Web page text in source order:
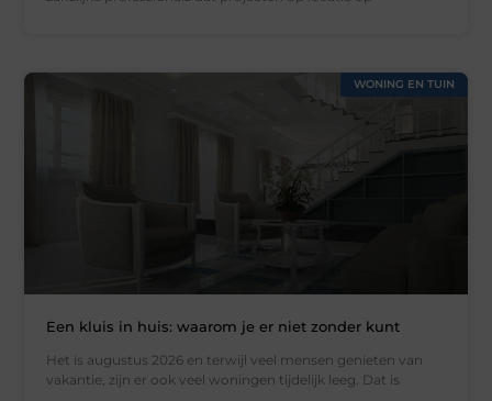
WONING EN TUIN
Een kluis in huis: waarom je er niet zonder kunt
Het is augustus 2026 en terwijl veel mensen genieten van
vakantie, zijn er ook veel woningen tijdelijk leeg. Dat is